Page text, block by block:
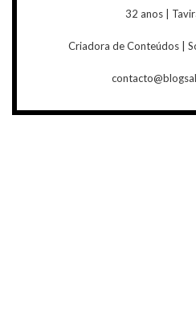
32 anos |
Criadora de Conteúdos |